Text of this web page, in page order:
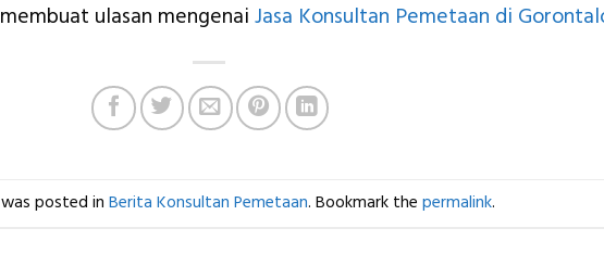
ulasan mengenai Jasa Konsultan Pemetaan di
posted in Berita Konsultan Pemetaan. Bookmark the permalink.